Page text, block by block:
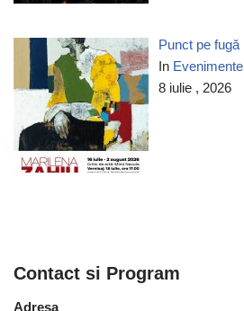
Punct pe fugă
In Evenimente
8 iulie , 2026
Contact si Program
Adresa